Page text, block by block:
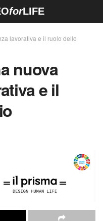
forLIFE
lavorativa e il ruolo dello
nuova
e il